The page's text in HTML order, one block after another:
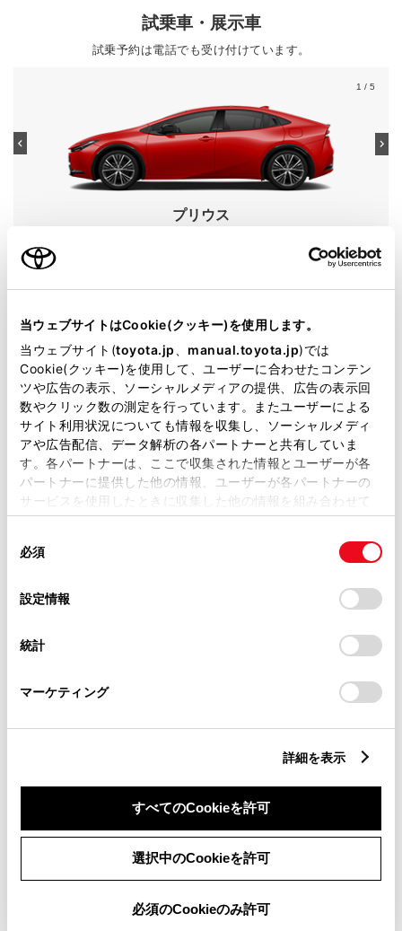
当ウェブサイトはCookie(クッキー)を使用します。
当ウェブサイト(toyota.jp manual.toyota.jp)では
Cookie(クッキー)を使用して、ユーザーに合わせたコンテン
ツや広告の表示、ソーシャルメディアの提供、広告の表示回
数やクリック数の測定を行っています。またユーザーによる
サイト利用状況についても情報を収集し、ソーシャルメディ
アや広告配信、データ解析の各パートナーと共有していま
す。各パートナーは、ここで収集された情報とユーザーが各
パートナーに提供した他の情報、ユーザーが各パートナーの
サービスを使用したときに収集した他の情報を組み合わせて
使用することがあります。当ウェブサイトの使用を続行する
デバイスにすべてのCookie(クッキー)が保存されることに同
意したことになります。Cookie(クッキー)のオプトアウト、
設定の変更、同意を撤回したりするにあたっては、当社の
「Cookie（クッキー）情報の取り扱いについて
」をご覧くだ
必須
設定情報
統計
マーケティング
詳細を表示
すべてのCookieを許可
選択中のCookieを許可
必須のCookieのみ許可
試乗車・展示車
試乗予約は電話でも受け付けています。
1 / 5
プリウス
グレード
カラー エモーショナルレッドII
エンジンタイプ ハイブリッド
駆動方式 2WD FF
試乗予約
新車 サービス 軽自動車